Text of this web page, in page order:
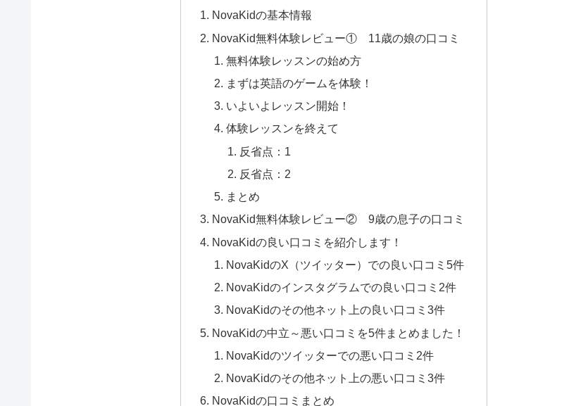
NovaKidの基本情報
NovaKid無料体験レビュー① 11歳の娘の口コミ
無料体験レッスンの始め方
まずは英語のゲームを体験！
いよいよレッスン開始！
体験レッスンを終えて
反省点：1
反省点：2
まとめ
NovaKid無料体験レビュー② 9歳の息子の口コミ
NovaKidの良い口コミを紹介します！
NovaKidのX（ツイッター）での良い口コミ5件
NovaKidのインスタグラムでの良い口コミ2件
NovaKidのその他ネット上の良い口コミ3件
NovaKidの中立～悪い口コミを5件まとめました！
NovaKidのツイッターでの悪い口コミ2件
NovaKidのその他ネット上の悪い口コミ3件
NovaKidの口コミまとめ